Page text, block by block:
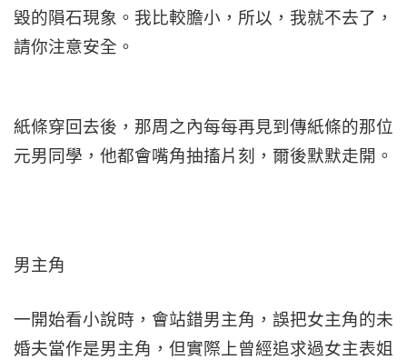
毀的隕石現象。我比較膽小，所以，我就不去了，
請你注意安全。
紙條穿回去後，那周之內每每再見到傳紙條的那位
元男同學，他都會嘴角抽搐片刻，爾後默默走開。
男主角
一開始看小說時，會站錯男主角，誤把女主角的未
婚夫當作是男主角，但實際上曾經追求過女主表姐